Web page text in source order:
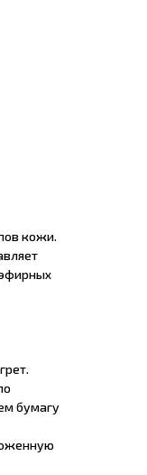
кожи.
бумагу